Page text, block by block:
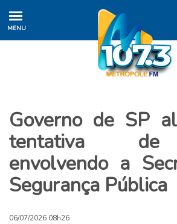
MENU
Governo de SP
tentativa
envolvendo a
Segurança Pública
06/07/2026 08h26